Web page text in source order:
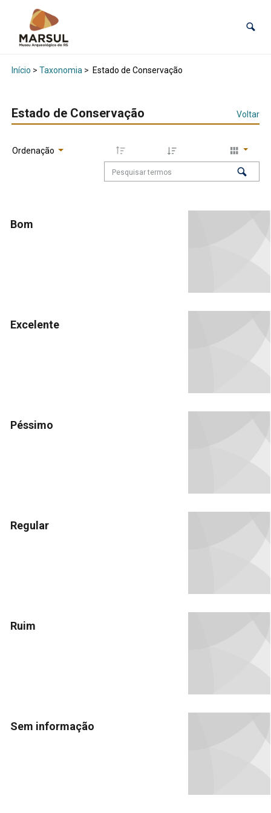
Início > Taxonomia > Estado de Conservação
Estado de Conservação Voltar
Ordenação
Bom
Excelente
Péssimo
Regular
Ruim
Sem informação